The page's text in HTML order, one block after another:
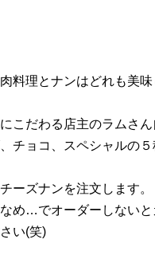
料理とナンはどれも美
こだわる店主のラムさ
チョコ、スペシャルの
ズナンを注文します。
め…でオーダーしない
い(笑)